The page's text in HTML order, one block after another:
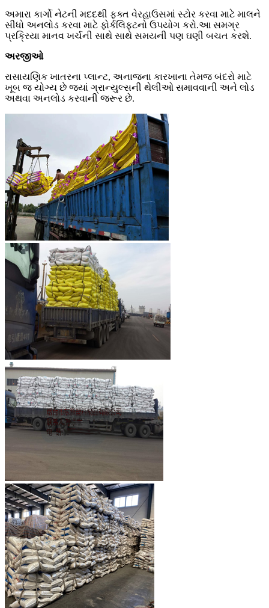
અમારા કાર્ગો નેટની મદદથી ફક્ત વેરહાઉસમાં સ્ટોર કરવા માટે માલને
સીધો અનલોડ કરવા માટે ફોર્કલિફ્ટનો ઉપયોગ કરો.આ સમગ્ર
પ્રક્રિયા માનવ ખર્ચની સાથે સાથે સમયની પણ ઘણી બચત કરશે.
અરજીઓ
રાસાયણિક ખાતરના પ્લાન્ટ, અનાજના કારખાના તેમજ બંદરો માટે
ખૂબ જ યોગ્ય છે જ્યાં ગ્રાન્યુલ્સની થેલીઓ સમાવવાની અને લોડ
અથવા અનલોડ કરવાની જરૂર છે.